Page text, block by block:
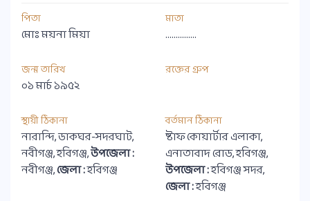
পিতা
মোঃ ময়না মিয়া
মাতা
...............
জন্ম তারিখ
০১ মার্চ ১৯৫২
রক্তের গ্রুপ
স্থায়ী ঠিকানা
নারান্দি, ডাকঘর-সদরঘাট,
নবীগঞ্জ, হবিগঞ্জ,উপজেলা :
নবীগঞ্জ,জেলা :হবিগঞ্জ
বর্তমান ঠিকানা
ষ্টাফ কোয়ার্টার এলাকা,
এনাতাবাদ রোড, হবিগঞ্জ,
উপজেলা :হবিগঞ্জ সদর,
জেলা :হবিগঞ্জ